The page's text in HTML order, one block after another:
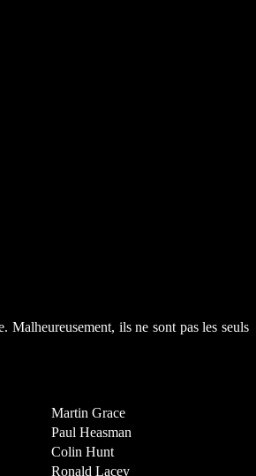
Malheureusement, ils ne sont pas les seuls
Martin Grace
Paul Heasman
Colin Hunt
Ronald Lacey